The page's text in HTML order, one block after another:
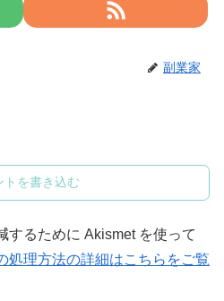
副業家
トを書き込む
するために Akismet を使って
処理方法の詳細はこちらをご覧